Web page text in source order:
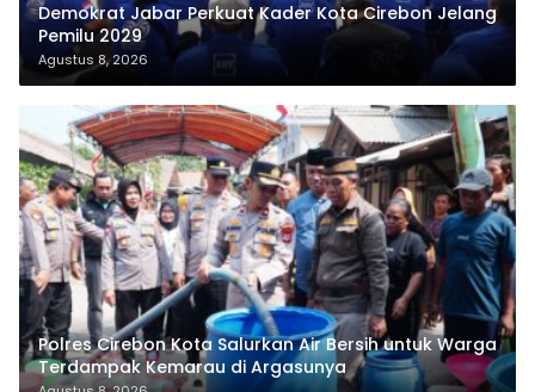
Demokrat Jabar Perkuat Kader Kota Cirebon Jelang
Pemilu 2029
Agustus 8, 2026
Polres Cirebon Kota Salurkan Air Bersih untuk Warga
Terdampak Kemarau di Argasunya